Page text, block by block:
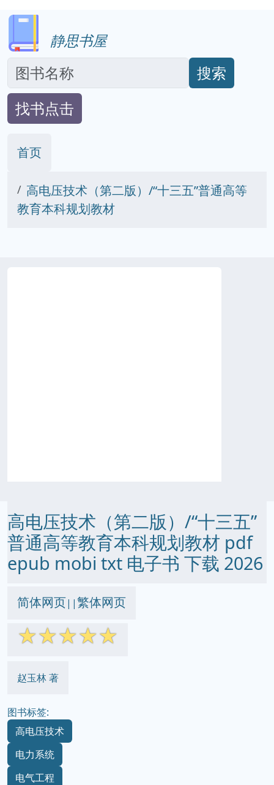
静思书屋
搜索
找书点击
首页
高电压技术（第二版）/“十三五”普通高等
教育本科规划教材
高电压技术（第二版）/“十三五”
普通高等教育本科规划教材 pdf
epub mobi txt 电子书 下载 2026
简体网页||繁体网页
☆☆☆☆☆
赵玉林 著
图书标签:
高电压技术
电力系统
电气工程